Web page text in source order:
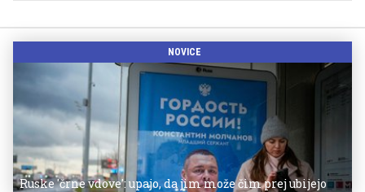
NOVICE
Ruske 'črne vdove': upajo, da jim može čim prej ubijejo